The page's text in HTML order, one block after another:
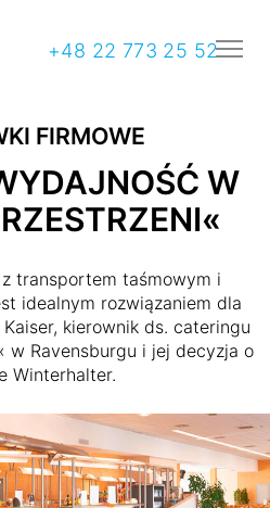
+48 22 773 25 52
FIRMOWE
W
transportem taśmowym i
idealnym rozwiązaniem dla
kierownik ds. cateringu
w Ravensburgu i jej decyzja o
Winterhalter.